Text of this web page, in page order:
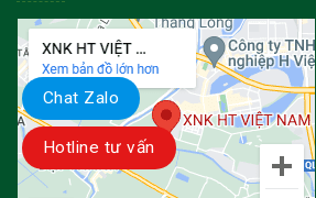
Chat Zalo
Hotline tư vấn